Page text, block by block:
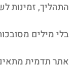
התהליך, זמינות
בלי מילים
אתר תדמית